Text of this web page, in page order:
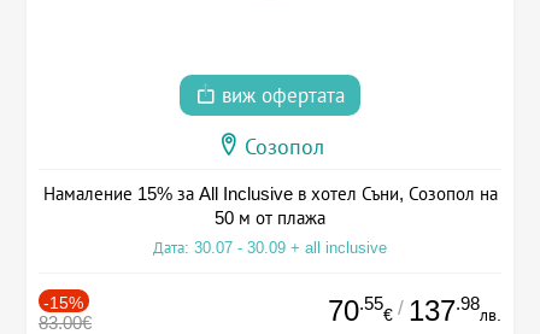
виж офертата
Созопол
Намаление 15% за All Inclusive в хотел Съни, Созопол на
50 м от плажа
Дата: 30.07 - 30.09 + all inclusive
-15%
83.00€ 70.55
€ / 137.98
лв.